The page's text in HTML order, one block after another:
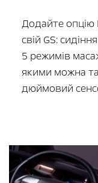
Додайте
свій GS:
5 режимів
якими можна
дюймовий